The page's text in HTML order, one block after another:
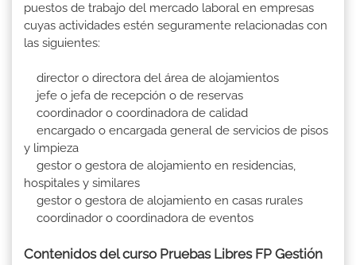
puestos de trabajo del mercado laboral en empresas
cuyas actividades estén seguramente relacionadas con
las siguientes:
director o directora del área de alojamientos
jefe o jefa de recepción o de reservas
coordinador o coordinadora de calidad
encargado o encargada general de servicios de pisos
y limpieza
gestor o gestora de alojamiento en residencias,
hospitales y similares
gestor o gestora de alojamiento en casas rurales
coordinador o coordinadora de eventos
Contenidos del curso Pruebas Libres FP Gestión